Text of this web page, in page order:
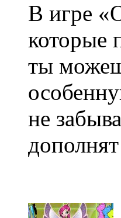
В игре
которые
ты
не